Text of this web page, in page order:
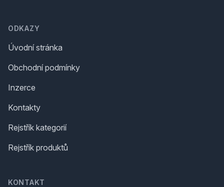
ODKAZY
Úvodní stránka
Obchodní podmínky
Inzerce
Kontakty
Rejstřík kategorií
Rejstřík produktů
KONTAKT